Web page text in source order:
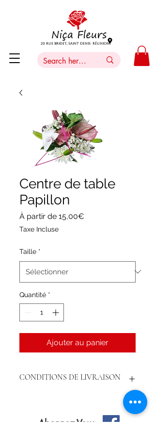
20 Rue Bridet, Saint Denis Réunion
Centre de table
Papillon
À partir de 15,00€
Taxe Incluse
Taille *
Quantité *
Ajouter au panier
CONDITIONS DE LIVRAISON
Livraison possible (secteur Saint-
André) remis en main propre par un
Abonnez-Vous